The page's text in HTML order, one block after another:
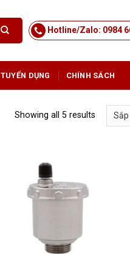
Hotline/Zalo: 0984
TUYỂN DỤNG CHÍNH SÁCH
Showing all 5 results